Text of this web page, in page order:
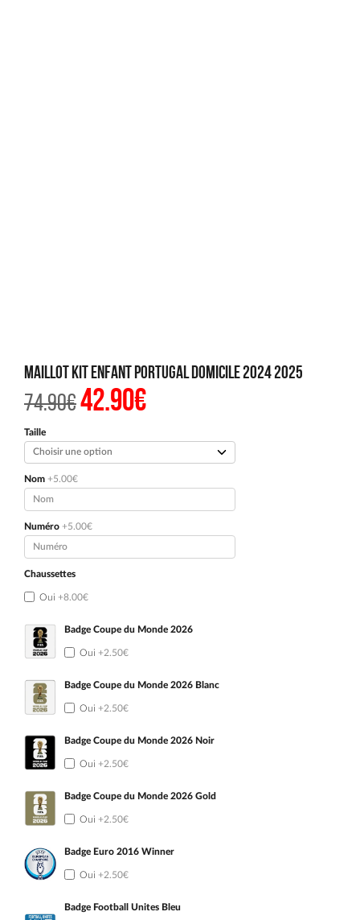
Maillot Kit Enfant Portugal Domicile 2024 2025
74.90€Le
prix
était :
74.90€.
42.90€Le
prix
est :
42.90€.
Taille
Nom +5.00€
Numéro +5.00€
Chaussettes
Oui +8.00€
Badge Coupe du Monde 2026
Oui +2.50€
Badge Coupe du Monde 2026 Blanc
Oui +2.50€
Badge Coupe du Monde 2026 Noir
Oui +2.50€
Badge Coupe du Monde 2026 Gold
Oui +2.50€
Badge Euro 2016 Winner
Oui +2.50€
Badge Football Unites Bleu